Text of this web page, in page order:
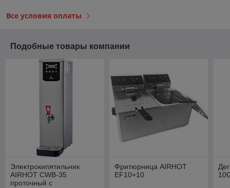
Все условия оплаты
Подобные товары компании
Электрокипятильник
AIRHOT CWB-35
проточный с
Фритюрница AIRHOT
EF10+10